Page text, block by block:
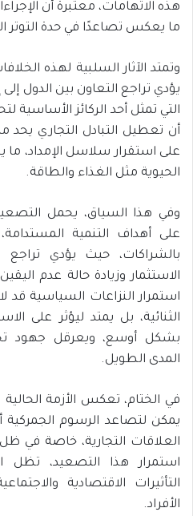
هذه الاتهامات، معتبرة أن
ما يعكس تصاعدًا في حدة التوتر
وتمتد الآثار السلبية لهذه
يؤدي تراجع التعاون بين الدول
التي تمثل أحد الركائز الأساسية
أن تعطيل التبادل التجاري يحد
على استقرار سلاسل الإمداد،
الحيوية مثل الغذاء والطاقة.
وفي هذا السياق، يحمل
بالشراكات، حيث يؤدي
الاستثمار وزيادة حالة عدم
استمرار النزاعات السياسية قد
الثنائية، بل يمتد ليؤثر على
بشكل أوسع، ويعرقل جهود
المدى الطويل.
في الختام، تعكس الأزمة الحالية
يمكن لتصاعد الرسوم الجمركية
العلاقات التجارية، خاصة في
استمرار هذا التصعيد، تظل
التأثيرات الاقتصادية
الأفراد.